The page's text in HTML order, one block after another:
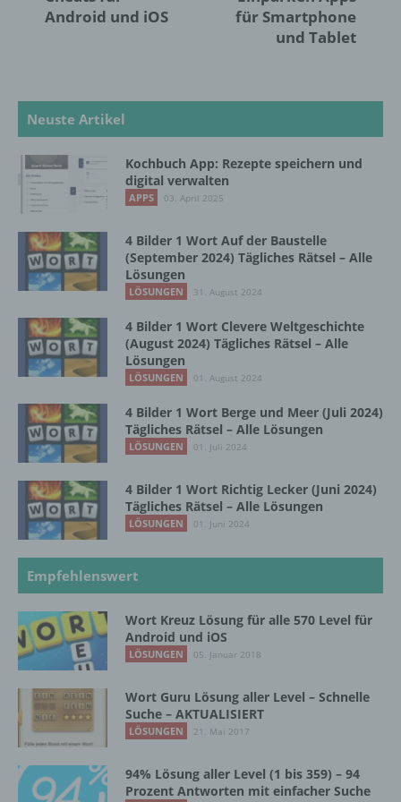
Android und iOS
für Smartphone
und Tablet
Neuste Artikel
Kochbuch App: Rezepte speichern und
digital verwalten
APPS 03. April 2025
4 Bilder 1 Wort Auf der Baustelle
(September 2024) Tägliches Rätsel – Alle
Lösungen
LÖSUNGEN 31. August 2024
4 Bilder 1 Wort Clevere Weltgeschichte
(August 2024) Tägliches Rätsel – Alle
Lösungen
LÖSUNGEN 01. August 2024
4 Bilder 1 Wort Berge und Meer (Juli 2024)
Tägliches Rätsel – Alle Lösungen
LÖSUNGEN 01. Juli 2024
4 Bilder 1 Wort Richtig Lecker (Juni 2024)
Tägliches Rätsel – Alle Lösungen
LÖSUNGEN 01. Juni 2024
Empfehlenswert
Wort Kreuz Lösung für alle 570 Level für
Android und iOS
LÖSUNGEN 05. Januar 2018
Wort Guru Lösung aller Level – Schnelle
Suche – AKTUALISIERT
LÖSUNGEN 21. Mai 2017
94% Lösung aller Level (1 bis 359) – 94
Prozent Antworten mit einfacher Suche
können, sofern diese zusätzlichen
Informationen gesondert aufbewahrt werden
und technischen und organisatorischen
einer identifizierten oder identifizierbaren
natürlichen Person zugewiesen werden.
g) Verantwortlicher oder für die Verarbeitung
Verantwortlicher
Verantwortlicher oder für die Verarbeitung
Verantwortlicher ist die natürliche oder
juristische Person, Behörde, Einrichtung
oder andere Stelle, die allein oder
und Mittel der Verarbeitung von
personenbezogenen Daten entscheidet.
Sind die Zwecke und Mittel dieser
Verarbeitung durch das Unionsrecht oder
so kann der Verantwortliche
beziehungsweise können die bestimmten
Kriterien seiner Benennung nach dem
Unionsrecht oder dem Recht der
Mitgliedstaaten vorgesehen werden.
oder andere Stelle, die personenbezogene
Daten im Auftrag des Verantwortlichen
verarbeitet.
i) Empfänger
Empfänger ist eine natürliche oder juristische
Person, Behörde, Einrichtung oder andere
Stelle, der personenbezogene Daten